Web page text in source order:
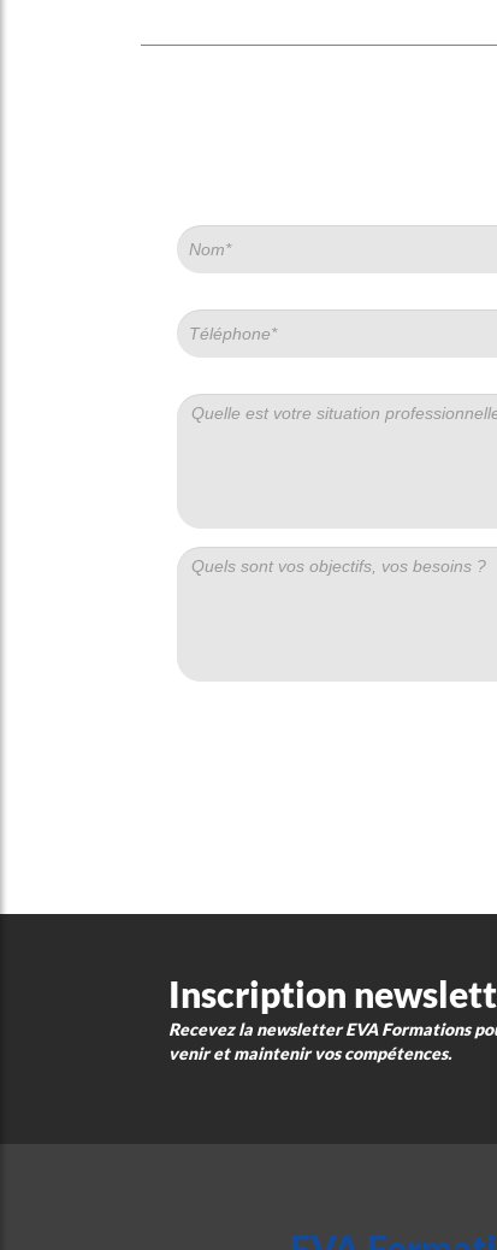
Inscription
Recevez la newsletter EVA Formations
venir et maintenir vos compétences.